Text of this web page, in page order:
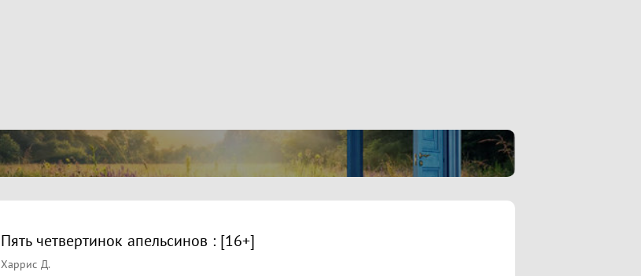
Пять четвертинок апельсинов : [16+]
Харрис Д.